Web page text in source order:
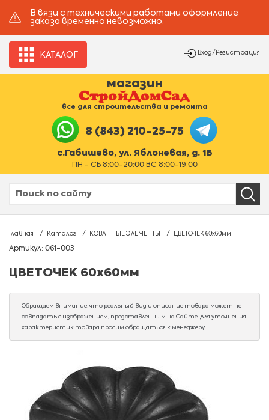
В вязи с техническими работами оформление
заказа временно невозможно.
КАТАЛОГ Вход/Регистрация
магазин
все для строительства и ремонта
8 (843) 210-25-75
с.Габишево, ул. Яблоневая, д. 1Б
ПН - СБ 8:00-20:00 ВС 8:00-19:00
Главная Каталог КОВАННЫЕ ЭЛЕМЕНТЫ ЦВЕТОЧЕК 60х60мм
Артикул: 061-003
ЦВЕТОЧЕК 60х60мм
Обращаем внимание, что реальный вид и описание товара может не
совпадать с изображением, представленным на Сайте. Для уточнения
характеристик товара просим обращаться к менеджеру